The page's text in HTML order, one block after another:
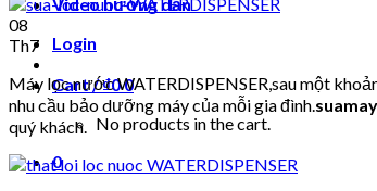
Video hướng dẫn
Login
Cart /₫00
No products in the cart.
0
08
Th7
Máy lọc nước WATERDISPENSER,sau một
nhu cầu bảo dưỡng máy của mỗi gia đình.
quý khách.